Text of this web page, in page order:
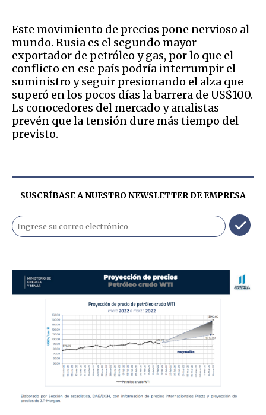
Este movimiento de precios pone nervioso al
mundo. Rusia es el segundo mayor
exportador de petróleo y gas, por lo que el
conflicto en ese país podría interrumpir el
suministro y seguir presionando el alza que
superó en los pocos días la barrera de US$100.
Ls conocedores del mercado y analistas
prevén que la tensión dure más tiempo del
previsto.
SUSCRÍBASE A NUESTRO NEWSLETTER DEEMPRESA